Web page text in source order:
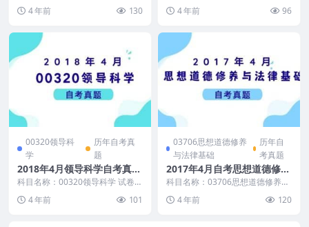
试行政法学...
4 年前 130
教育自学考...
4 年前 96
00320领导科
学
历年自考真
题
2018年4月领导科学自考真题
及答案
科目名称：00320领导科学 试卷全
领导科学试...
4 年前 101
03706思想道德修养
与法律基础
历年自
考真题
2017年4月自考思想道德修养
与法律基础真题及答案
科目名称：03706思想道德修养与
等教育自学...
4 年前 120